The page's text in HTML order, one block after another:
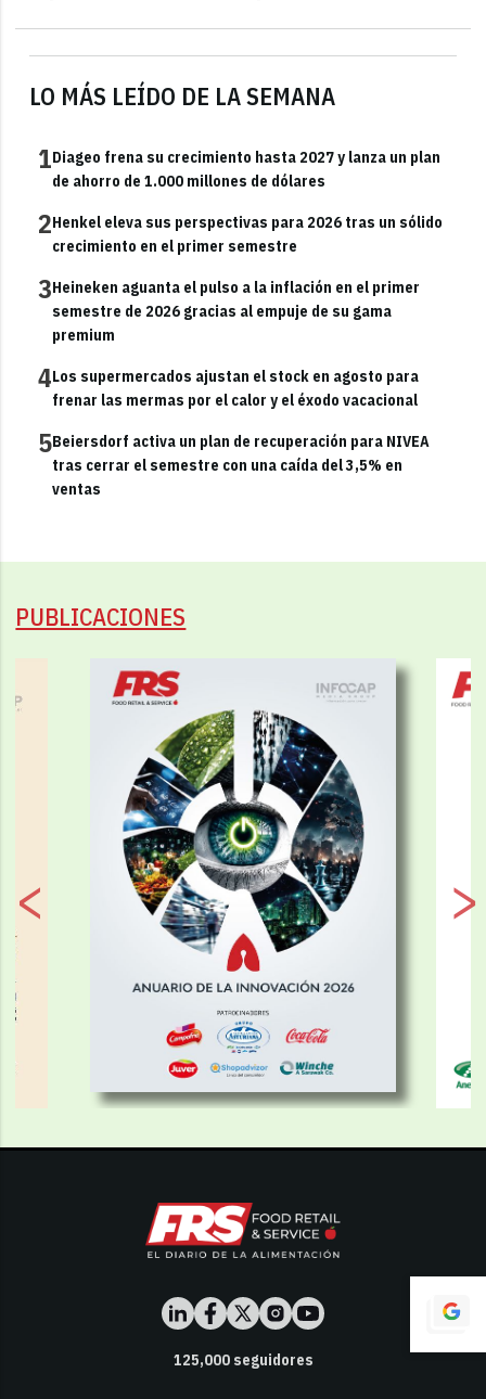
LO MÁS LEÍDO DE LA SEMANA
1Diageo frena su crecimiento hasta 2027 y lanza un plan
de ahorro de 1.000 millones de dólares
2Henkel eleva sus perspectivas para 2026 tras un sólido
crecimiento en el primer semestre
3Heineken aguanta el pulso a la inflación en el primer
semestre de 2026 gracias al empuje de su gama
premium
4Los supermercados ajustan el stock en agosto para
frenar las mermas por el calor y el éxodo vacacional
5Beiersdorf activa un plan de recuperación para NIVEA
tras cerrar el semestre con una caída del 3,5% en
ventas
PUBLICACIONES
125,000seguidores